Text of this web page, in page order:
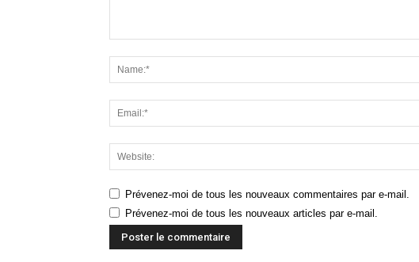
Prévenez-moi de tous les nouveaux commentaires par e-mail.
Prévenez-moi de tous les nouveaux articles par e-mail.